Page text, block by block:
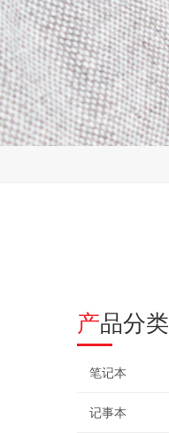
产品分类
笔记本
记事本